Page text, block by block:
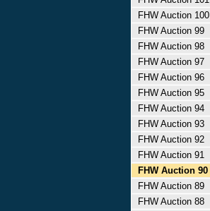
FHW Auction 100
FHW Auction 99
FHW Auction 98
FHW Auction 97
FHW Auction 96
FHW Auction 95
FHW Auction 94
FHW Auction 93
FHW Auction 92
FHW Auction 91
FHW Auction 90
FHW Auction 89
FHW Auction 88